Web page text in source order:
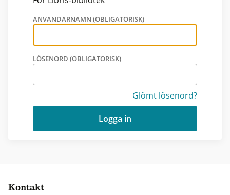
ANVÄNDARNAMN (OBLIGATORISK)
LÖSENORD (OBLIGATORISK)
Glömt lösenord?
Logga in
Kontakt